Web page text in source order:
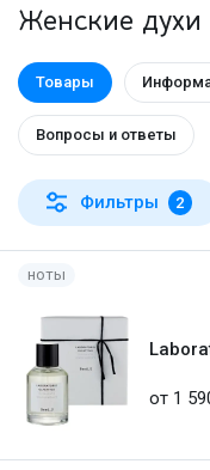
Женские
Товары
Вопросы и ответы
Фильтры 2
ноты
от 1